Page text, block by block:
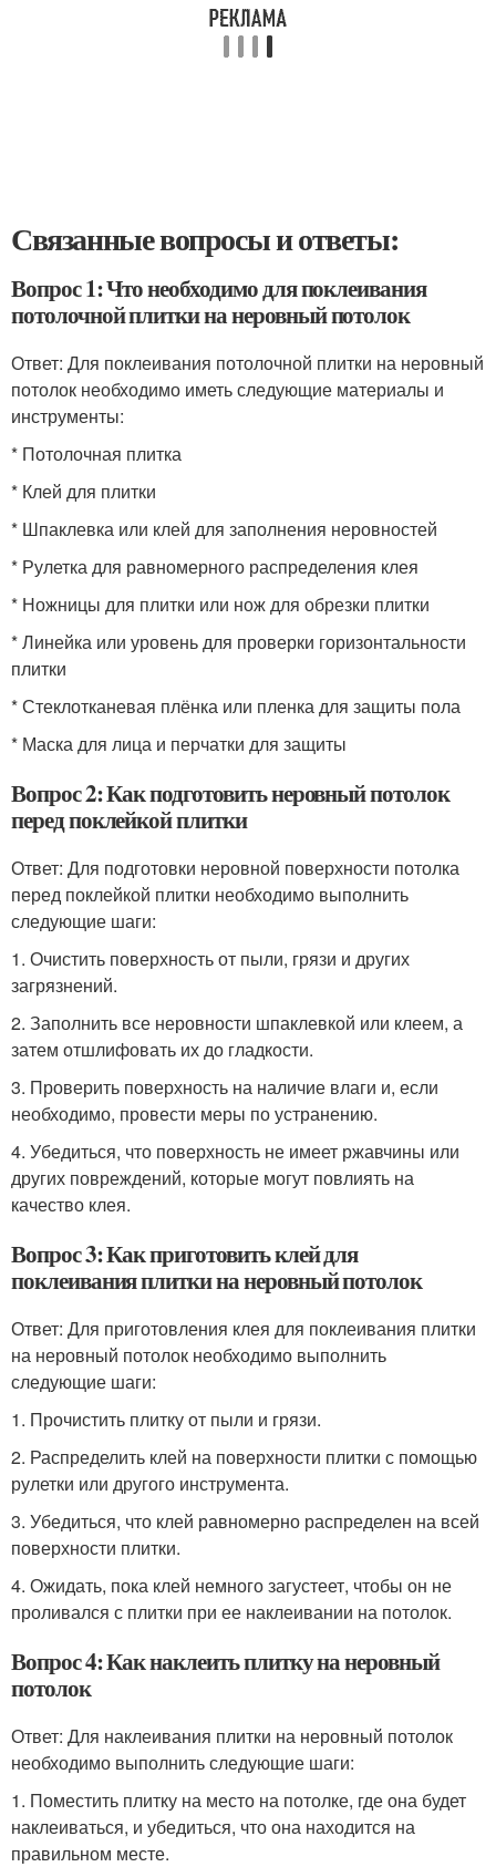
Связанные вопросы и ответы:
Вопрос 1: Что необходимо для поклеивания
потолочной плитки на неровный потолок
Ответ: Для поклеивания потолочной плитки на неровный
потолок необходимо иметь следующие материалы и
инструменты:
* Потолочная плитка
* Клей для плитки
* Шпаклевка или клей для заполнения неровностей
* Рулетка для равномерного распределения клея
* Ножницы для плитки или нож для обрезки плитки
* Линейка или уровень для проверки горизонтальности
плитки
* Стеклотканевая плёнка или пленка для защиты пола
* Маска для лица и перчатки для защиты
Вопрос 2: Как подготовить неровный потолок
перед поклейкой плитки
Ответ: Для подготовки неровной поверхности потолка
перед поклейкой плитки необходимо выполнить
следующие шаги:
1. Очистить поверхность от пыли, грязи и других
загрязнений.
2. Заполнить все неровности шпаклевкой или клеем, а
затем отшлифовать их до гладкости.
3. Проверить поверхность на наличие влаги и, если
необходимо, провести меры по устранению.
4. Убедиться, что поверхность не имеет ржавчины или
других повреждений, которые могут повлиять на
качество клея.
Вопрос 3: Как приготовить клей для
поклеивания плитки на неровный потолок
Ответ: Для приготовления клея для поклеивания плитки
на неровный потолок необходимо выполнить
следующие шаги:
1. Прочистить плитку от пыли и грязи.
2. Распределить клей на поверхности плитки с помощью
рулетки или другого инструмента.
3. Убедиться, что клей равномерно распределен на всей
поверхности плитки.
4. Ожидать, пока клей немного загустеет, чтобы он не
проливался с плитки при ее наклеивании на потолок.
Вопрос 4: Как наклеить плитку на неровный
потолок
Ответ: Для наклеивания плитки на неровный потолок
необходимо выполнить следующие шаги:
1. Поместить плитку на место на потолке, где она будет
наклеиваться, и убедиться, что она находится на
правильном месте.